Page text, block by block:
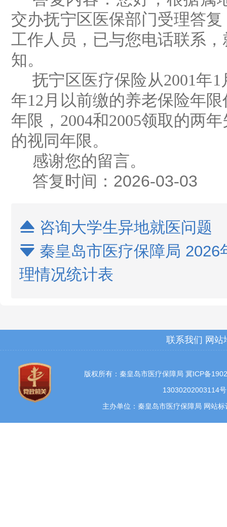
交办抚宁区医保部门受理答复
工作人员，已与您电话联系
知。
抚宁区医疗保险从2001年1
年12月以前缴的养老保险年
年限， 2004和2005领取的两
的视同年限。
感谢您的留言。
答复时间： 2026-03-03
 咨询大学生异地就医问题
 秦皇岛市医疗保障局
理情况统计表
联系我们 网站
版权所有：秦皇岛市医疗保障局 冀ICP备
13030202003114号
主办单位：秦皇岛市医疗保障局 网站